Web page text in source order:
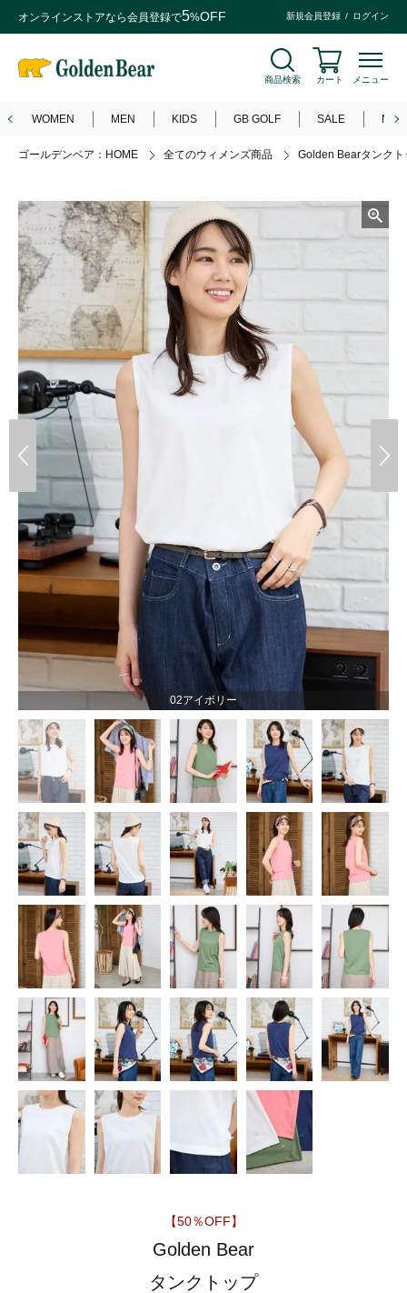
オンラインストアなら会員登録で5%OFF 新規会員登録 ログイン
商品検索 カート メニュー
WOMEN MEN KIDS GB GOLF SALE
ゴールデンベア：HOME 全てのウィメンズ商品 Golden Bearタンクト
02アイボリー
【50％OFF】
Golden Bear
タンクトップ